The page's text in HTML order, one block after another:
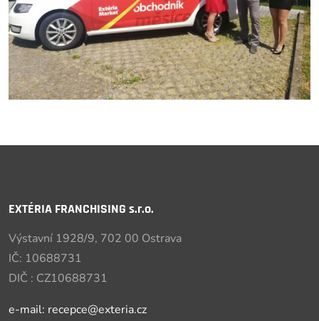
EXTÉRIA FRANCHISING s.r.o.
Výstavní 1928/9, 702 00 Ostrava
IČ: 10688731
DIČ : CZ10688731
e-mail: recepce@exteria.cz